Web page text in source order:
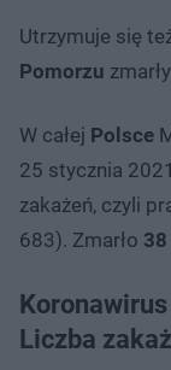
Utrzymuje się
Pomorzu zmarły
W całej Polsce
25 stycznia
zakażeń, czyli
683). Zmarło 38
Liczba